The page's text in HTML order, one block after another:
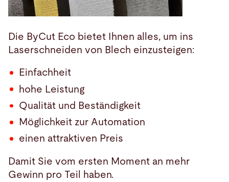
Die ByCut Eco bietet Ihnen alles, um ins
Laserschneiden von Blech einzusteigen:
Einfachheit
hohe Leistung
Qualität und Beständigkeit
Möglichkeit zur Automation
einen attraktiven Preis
Damit Sie vom ersten Moment an mehr
Gewinn pro Teil haben.